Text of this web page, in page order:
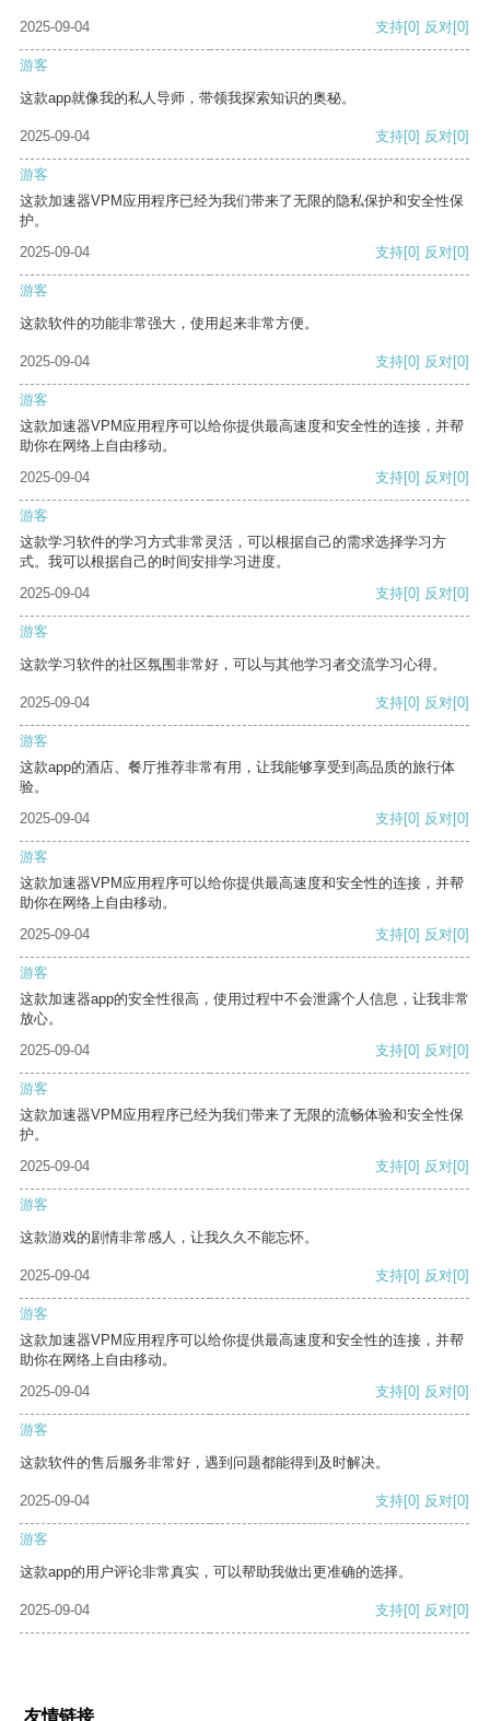
2025-09-04 支持[0] 反对[0]
游客
这款app就像我的私人导师，带领我探索知识的奥秘。
2025-09-04 支持[0] 反对[0]
游客
这款加速器VPM应用程序已经为我们带来了无限的隐私保护和安全性保
护。
2025-09-04
支持[0] 反对[0]
游客
这款软件的功能非常强大，使用起来非常方便。
2025-09-04 支持[0] 反对[0]
游客
这款加速器VPM应用程序可以给你提供最高速度和安全性的连接，并帮
助你在网络上自由移动。
2025-09-04
支持[0] 反对[0]
游客
这款学习软件的学习方式非常灵活，可以根据自己的需求选择学习方
式。我可以根据自己的时间安排学习进度。
2025-09-04
支持[0] 反对[0]
游客
这款学习软件的社区氛围非常好，可以与其他学习者交流学习心得。
2025-09-04 支持[0] 反对[0]
游客
这款app的酒店、餐厅推荐非常有用，让我能够享受到高品质的旅行体
验。
2025-09-04
支持[0] 反对[0]
游客
这款加速器VPM应用程序可以给你提供最高速度和安全性的连接，并帮
助你在网络上自由移动。
2025-09-04
支持[0] 反对[0]
游客
这款加速器app的安全性很高，使用过程中不会泄露个人信息，让我非常
放心。
2025-09-04
支持[0] 反对[0]
游客
这款加速器VPM应用程序已经为我们带来了无限的流畅体验和安全性保
护。
2025-09-04
支持[0] 反对[0]
游客
这款游戏的剧情非常感人，让我久久不能忘怀。
2025-09-04 支持[0] 反对[0]
游客
这款加速器VPM应用程序可以给你提供最高速度和安全性的连接，并帮
助你在网络上自由移动。
2025-09-04
支持[0] 反对[0]
游客
这款软件的售后服务非常好，遇到问题都能得到及时解决。
2025-09-04 支持[0] 反对[0]
游客
这款app的用户评论非常真实，可以帮助我做出更准确的选择。
2025-09-04 支持[0] 反对[0]
友情链接